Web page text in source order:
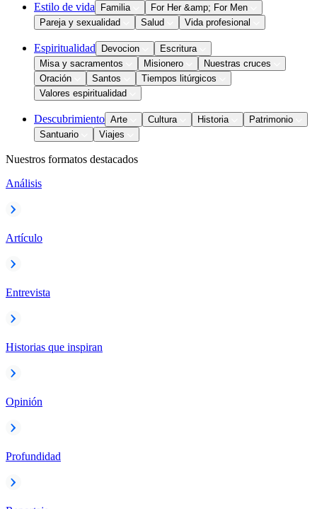
Estilo de vida Familia
For Her &amp; For Men
Pareja y sexualidad
Salud Vida profesional
Espiritualidad Devocion
Escritura
Misa y sacramentos
Misionero
Nuestras cruces
Oración
Santos
Tiempos litúrgicos
Valores espiritualidad
Descubrimiento Arte Cultura Historia
Patrimonio
Santuario
Viajes
Nuestros formatos destacados
Análisis
Artículo
Entrevista
Historias que inspiran
Opinión
Profundidad